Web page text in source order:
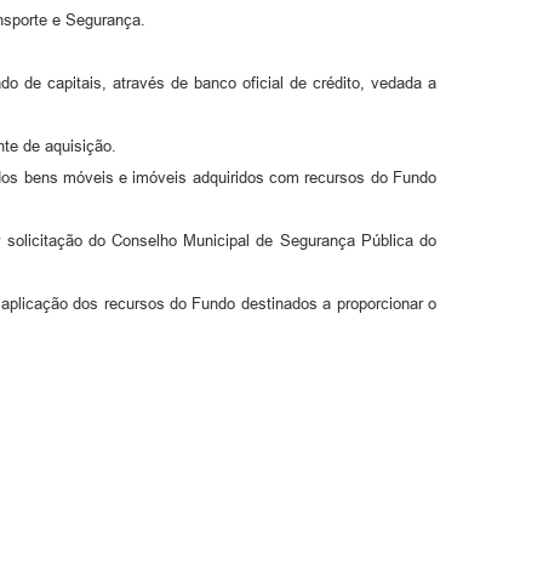
e Segurança.
de capitais, através de banco oficial de crédito, vedada a
de aquisição.
bens móveis e imóveis adquiridos com recursos do Fundo
do Conselho Municipal de Segurança Pública do
dos recursos do Fundo destinados a proporcionar o